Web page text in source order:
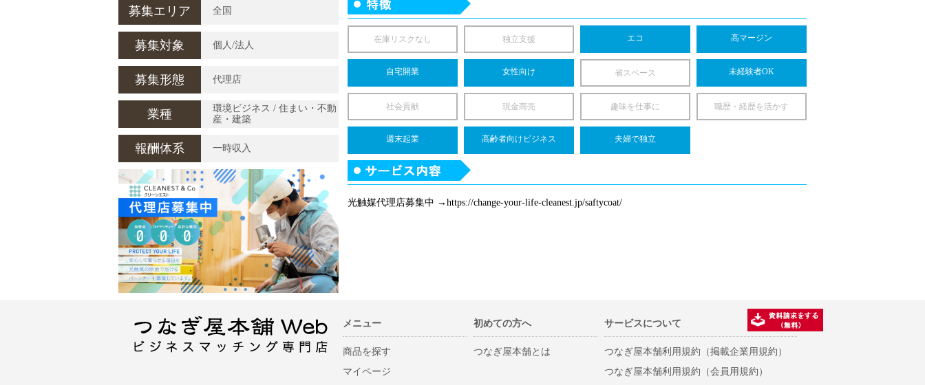
募集エリア 全国
募集対象 個人/法人
募集形態 代理店
業種
環境ビジネス / 住まい・不動
産・建築
報酬体系 一時収入
在庫リスクなし 独立支援 エコ 高マージン
自宅開業 女性向け 省スペース 未経験者OK
社会貢献 現金商売 趣味を仕事に 職歴・経歴を活かす
週末起業 高齢者向けビジネス 夫婦で独立
光触媒代理店募集中 →https://change-your-life-cleanest.jp/saftycoat/
メニュー
商品を探す
マイページ
初めての方へ
つなぎ屋本舗とは
サービスについて
つなぎ屋本舗利用規約（掲載企業用規約）
つなぎ屋本舗利用規約（会員用規約）